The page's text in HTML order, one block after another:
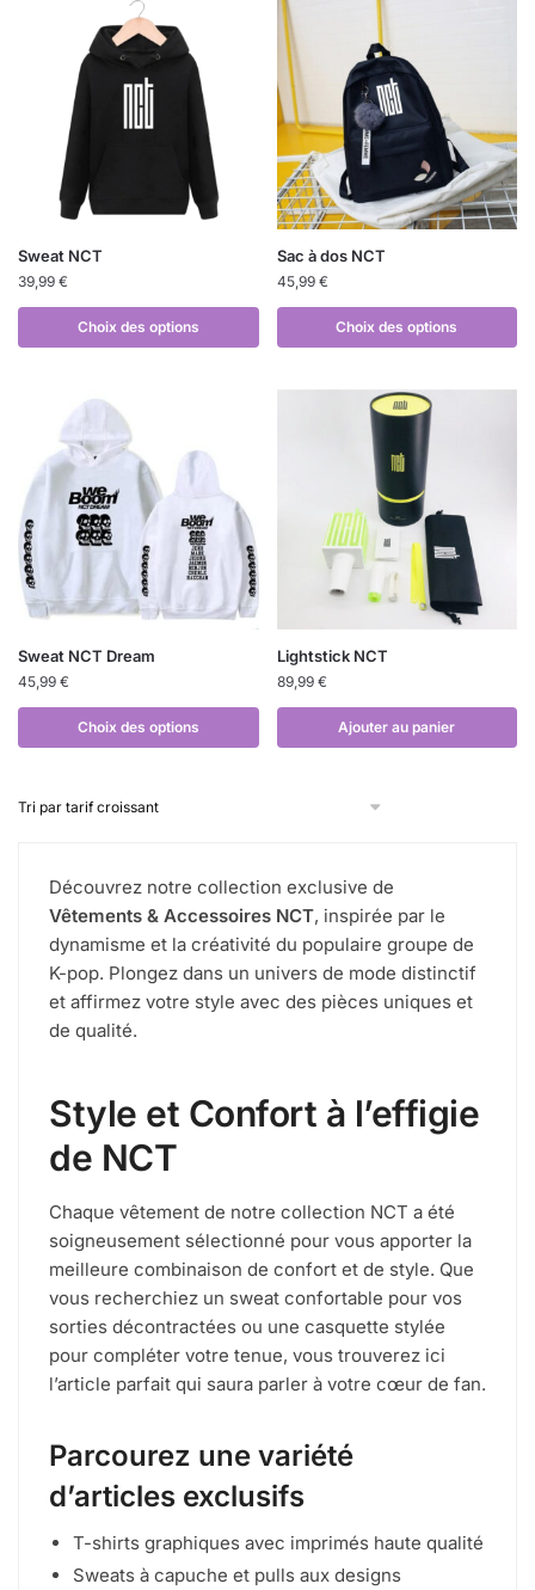
Sweat NCT
39,99 €
Choix des options
Sac à dos NCT
45,99 €
Choix des options
Sweat NCT Dream
45,99 €
Choix des options
Lightstick NCT
89,99 €
Ajouter au panier
Découvrez notre collection exclusive de
Vêtements & Accessoires NCT, inspirée par le
dynamisme et la créativité du populaire groupe de
K-pop. Plongez dans un univers de mode distinctif
et affirmez votre style avec des pièces uniques et
de qualité.
Style et Confort à l’effigie
de NCT
Chaque vêtement de notre collection NCT a été
soigneusement sélectionné pour vous apporter la
meilleure combinaison de confort et de style. Que
vous recherchiez un sweat confortable pour vos
sorties décontractées ou une casquette stylée
pour compléter votre tenue, vous trouverez ici
l’article parfait qui saura parler à votre cœur de fan.
Parcourez une variété
d’articles exclusifs
T-shirts graphiques avec imprimés haute qualité
Sweats à capuche et pulls aux designs